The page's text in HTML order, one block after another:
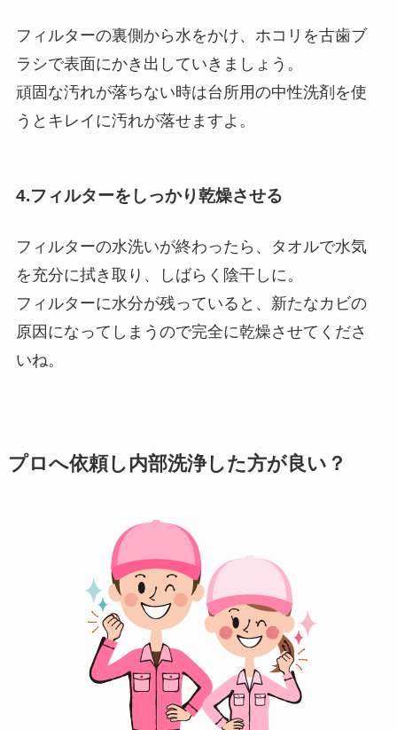
フィルターの裏側から水をかけ、ホコリを古歯ブ
ラシで表面にかき出していきましょう。
頑固な汚れが落ちない時は台所用の中性洗剤を使
うとキレイに汚れが落せますよ。
4.フィルターをしっかり乾燥させる
フィルターの水洗いが終わったら、タオルで水気
を充分に拭き取り、しばらく陰干しに。
フィルターに水分が残っていると、新たなカビの
原因になってしまうので完全に乾燥させてくださ
いね。
プロへ依頼し内部洗浄した方が良い？